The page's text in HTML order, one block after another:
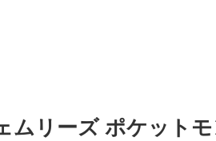
ムリーズ ポケット